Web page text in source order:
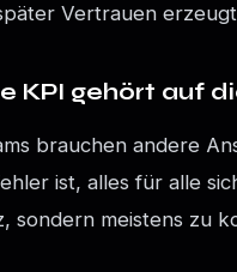
Vertrauen
KPI gehört auf
brauchen andere
ist, alles für alle
sondern meistens zu